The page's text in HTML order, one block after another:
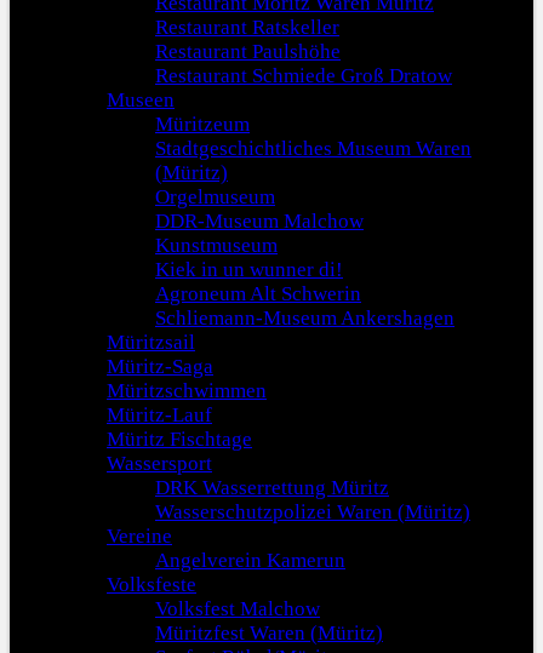
Restaurant Ratskeller
Restaurant Paulshöhe
Restaurant Schmiede Groß Dratow
Museen
Müritzeum
Stadtgeschichtliches Museum Waren
(Müritz)
Orgelmuseum
DDR-Museum Malchow
Kunstmuseum
Kiek in un wunner di!
Agroneum Alt Schwerin
Schliemann-Museum Ankershagen
Müritzsail
Müritz-Saga
Müritzschwimmen
Müritz-Lauf
Müritz Fischtage
Wassersport
DRK Wasserrettung Müritz
Wasserschutzpolizei Waren (Müritz)
Vereine
Angelverein Kamerun
Volksfeste
Volksfest Malchow
Müritzfest Waren (Müritz)